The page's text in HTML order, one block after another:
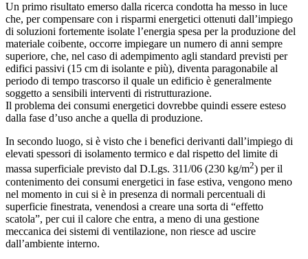
Un primo risultato emerso dalla ricerca condotta ha messo in luce
che, per compensare con i risparmi energetici ottenuti dall’impiego
di soluzioni fortemente isolate l’energia spesa per la produzione del
materiale coibente, occorre impiegare un numero di anni sempre
superiore, che, nel caso di adempimento agli standard previsti per
edifici passivi (15 cm di isolante e più), diventa paragonabile al
periodo di tempo trascorso il quale un edificio è generalmente
soggetto a sensibili interventi di ristrutturazione.
Il problema dei consumi energetici dovrebbe quindi essere esteso
dalla fase d’uso anche a quella di produzione.
In secondo luogo, si è visto che i benefici derivanti dall’impiego di
elevati spessori di isolamento termico e dal rispetto del limite di
massa superficiale previsto dal D.Lgs. 311/06 (230 kg/m2) per il
contenimento dei consumi energetici in fase estiva, vengono meno
nel momento in cui si è in presenza di normali percentuali di
superficie finestrata, venendosi a creare una sorta di “effetto
scatola”, per cui il calore che entra, a meno di una gestione
meccanica dei sistemi di ventilazione, non riesce ad uscire
dall’ambiente interno.